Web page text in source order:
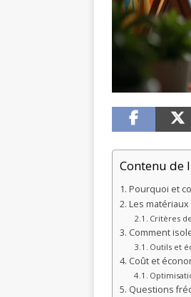
Contenu de
Pourquoi et
Les
Critères
Comment
Outils et
Coût et
Questions